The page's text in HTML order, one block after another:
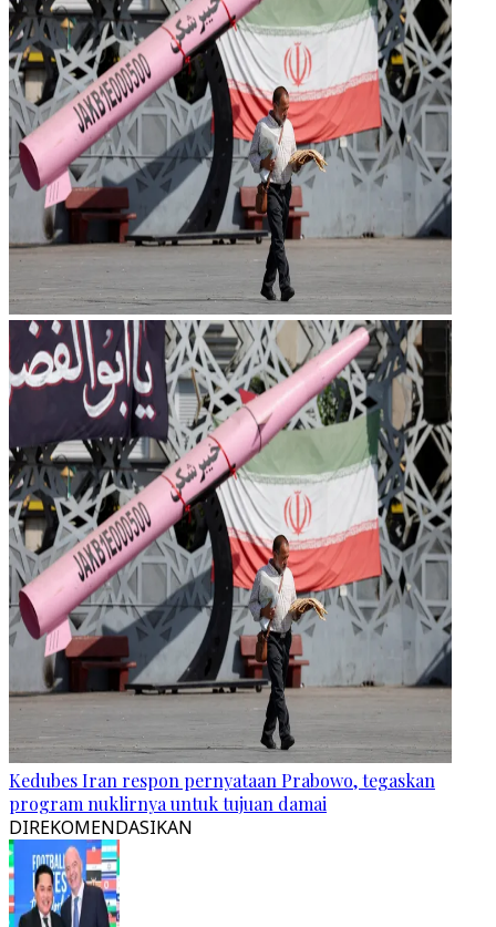
Kedubes Iran respon pernyataan Prabowo, tegaskan
program nuklirnya untuk tujuan damai
DIREKOMENDASIKAN